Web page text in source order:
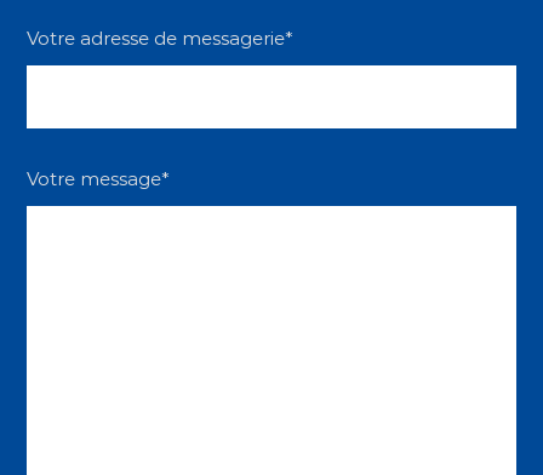
Votre adresse de messagerie*
Votre message*